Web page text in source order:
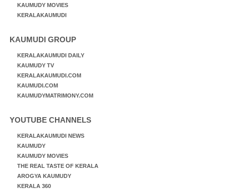
KAUMUDY MOVIES
KERALAKAUMUDI
KAUMUDI GROUP
KERALAKAUMUDI DAILY
KAUMUDY TV
KERALAKAUMUDI.COM
KAUMUDI.COM
KAUMUDYMATRIMONY.COM
YOUTUBE CHANNELS
KERALAKAUMUDI NEWS
KAUMUDY
KAUMUDY MOVIES
THE REAL TASTE OF KERALA
AROGYA KAUMUDY
KERALA 360